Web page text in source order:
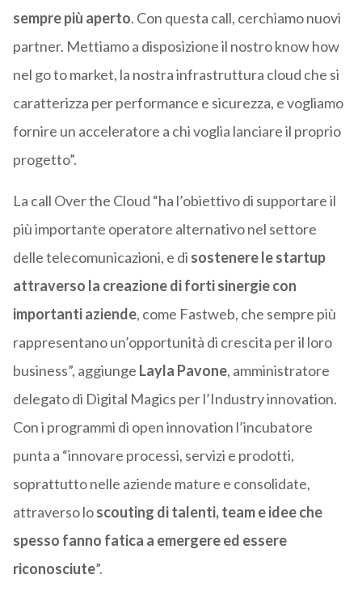
sempre più aperto. Con questa call, cerchiamo nuovi
partner. Mettiamo a disposizione il nostro know how
nel go to market, la nostra infrastruttura cloud che si
caratterizza per performance e sicurezza, e vogliamo
fornire un acceleratore a chi voglia lanciare il proprio
progetto”.
La call Over the Cloud “ha l’obiettivo di supportare il
più importante operatore alternativo nel settore
delle telecomunicazioni, e di sostenere le startup
attraverso la creazione di forti sinergie con
importanti aziende, come Fastweb, che sempre più
rappresentano un’opportunità di crescita per il loro
business”, aggiunge Layla Pavone, amministratore
delegato di Digital Magics per l’Industry innovation.
Con i programmi di open innovation l’incubatore
punta a “innovare processi, servizi e prodotti,
soprattutto nelle aziende mature e consolidate,
attraverso loscouting di talenti, team e idee che
spesso fanno fatica a emergere ed essere
riconosciute”.